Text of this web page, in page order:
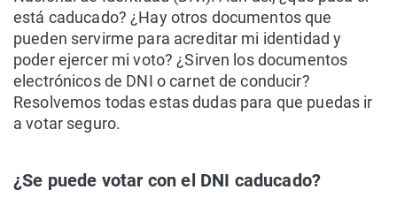
está caducado? ¿Hay otros documentos que
pueden servirme para acreditar mi identidad y
poder ejercer mi voto? ¿Sirven los documentos
electrónicos de DNI o carnet de conducir?
Resolvemos todas estas dudas para que puedas ir
a votar seguro.
¿Se puede votar con el DNI caducado?